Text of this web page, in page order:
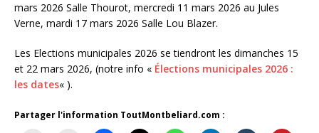
mars 2026 Salle Thourot, mercredi 11 mars 2026 au Jules
Verne, mardi 17 mars 2026 Salle Lou Blazer.
Les Elections municipales 2026 se tiendront les dimanches 15
et 22 mars 2026, (notre info « Élections municipales 2026 :
les dates« ).
Partager l'information ToutMontbeliard.com :